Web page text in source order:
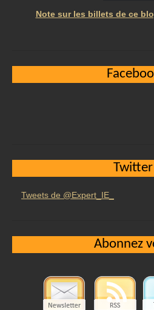
Note sur les billets de ce
Twitter
Tweets de @Expert_IE_
Abonnez